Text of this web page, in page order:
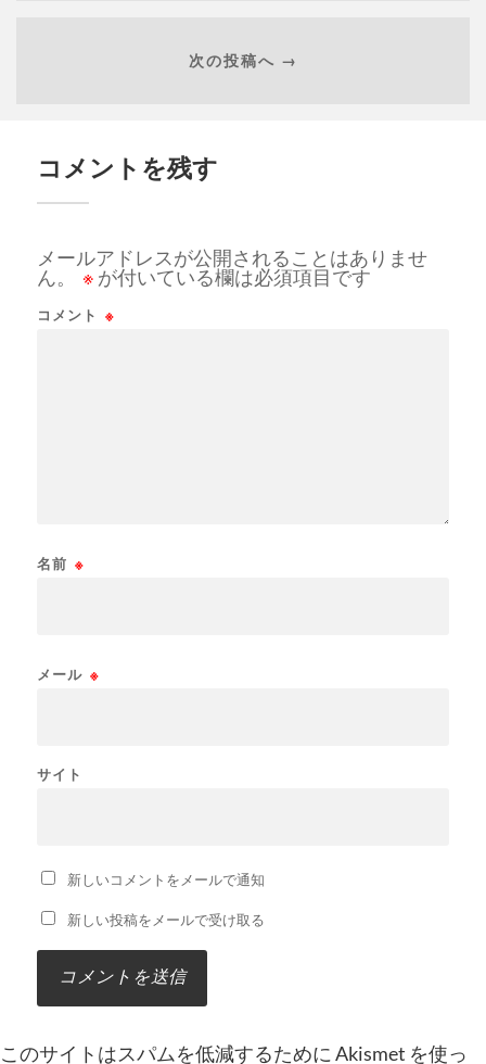
次の投稿へ →
コメントを残す
メールアドレスが公開されることはありませ
ん。
※ が付いている欄は必須項目です
コメント ※
名前 ※
メール ※
サイト
新しいコメントをメールで通知
新しい投稿をメールで受け取る
このサイトはスパムを低減するために Akismet を使っ